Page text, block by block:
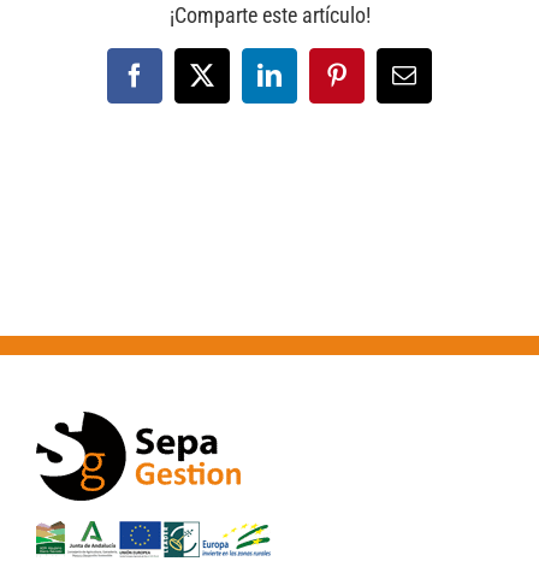
¡Comparte este artículo!
Facebook
X LinkedInPinterestCorreo
electrónico